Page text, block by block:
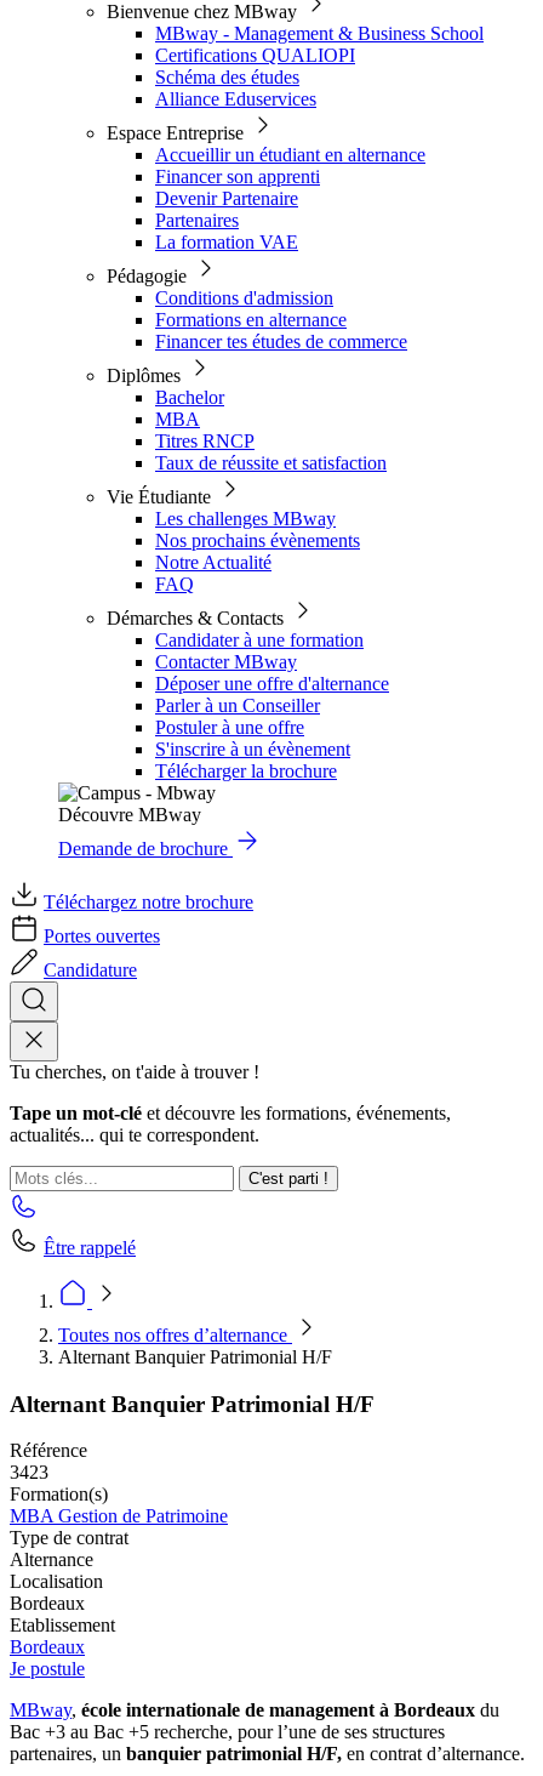
Bienvenue chez MBway
MBway - Management & Business School
Certifications QUALIOPI
Schéma des études
Alliance Eduservices
Espace Entreprise
Accueillir un étudiant en alternance
Financer son apprenti
Devenir Partenaire
Partenaires
La formation VAE
Pédagogie
Conditions d'admission
Formations en alternance
Financer tes études de commerce
Diplômes
Bachelor
MBA
Titres RNCP
Taux de réussite et satisfaction
Vie Étudiante
Les challenges MBway
Nos prochains évènements
Notre Actualité
FAQ
Démarches & Contacts
Candidater à une formation
Contacter MBway
Déposer une offre d'alternance
Parler à un Conseiller
Postuler à une offre
S'inscrire à un évènement
Télécharger la brochure
Découvre MBway
Demande de brochure
Téléchargez notre brochure
Portes ouvertes
Candidature
Tu cherches, on t'aide à trouver !
Tape un mot-clé et découvre les formations, événements,
actualités... qui te correspondent.
C'est parti !
Être rappelé
Toutes nos offres d’alternance
Alternant Banquier Patrimonial H/F
Alternant Banquier Patrimonial H/F
Référence
3423
Formation(s)
MBA Gestion de Patrimoine
Type de contrat
Alternance
Localisation
Bordeaux
Etablissement
Bordeaux
Je postule
MBway, école internationale de management à Bordeaux du
Bac +3 au Bac +5 recherche, pour l’une de ses structures
partenaires, un banquier patrimonial H/F, en contrat d’alternance.